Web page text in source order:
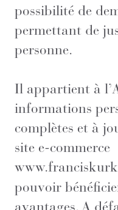
possibilité de
permettant de
personne.
Il appartient à
informations
complètes et à
site e-commerce
pouvoir
avantages. A